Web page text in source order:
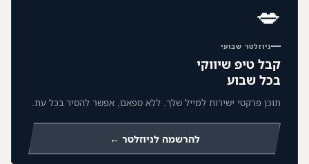
💋
ניוזלטר שבועי
קבל טיפ שיווקי
בכל שבוע
תוכן פרקטי ישירות למייל שלך. ללא ספאם, אפשר להסיר בכל עת.
להרשמה לניוזלטר ←